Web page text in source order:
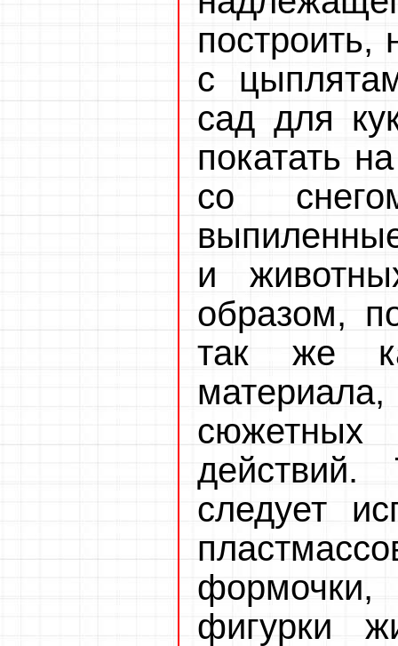
с
сад для
покатать
со
и
образом,
так же
сюжетных
следует
фигурки